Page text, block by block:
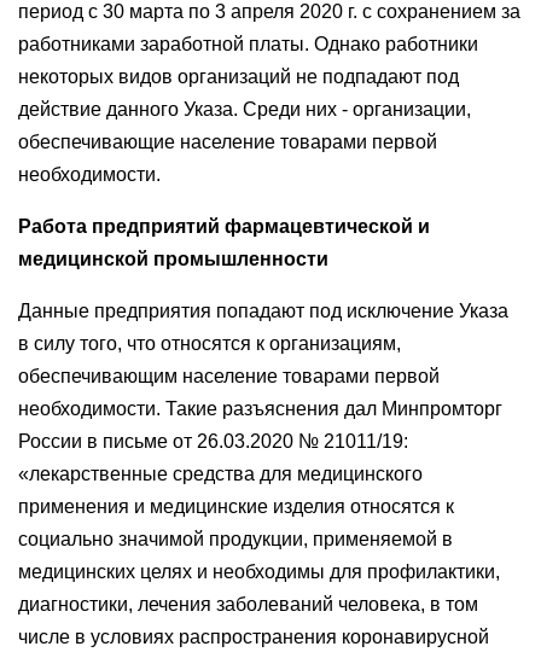
период с 30 марта по 3 апреля 2020 г. с сохранением за
работниками заработной платы. Однако работники
некоторых видов организаций не подпадают под
действие данного Указа. Среди них - организации,
обеспечивающие население товарами первой
необходимости.
Работа предприятий фармацевтической и
медицинской промышленности
Данные предприятия попадают под исключение Указа
в силу того, что относятся к организациям,
обеспечивающим население товарами первой
необходимости. Такие разъяснения дал Минпромторг
России в письме от 26.03.2020 № 21011/19:
«лекарственные средства для медицинского
применения и медицинские изделия относятся к
социально значимой продукции, применяемой в
медицинских целях и необходимы для профилактики,
диагностики, лечения заболеваний человека, в том
числе в условиях распространения коронавирусной